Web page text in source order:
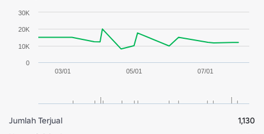
03/01 05/01 07/01
0
10K
20K
30K
Jumlah Terjual
1,130